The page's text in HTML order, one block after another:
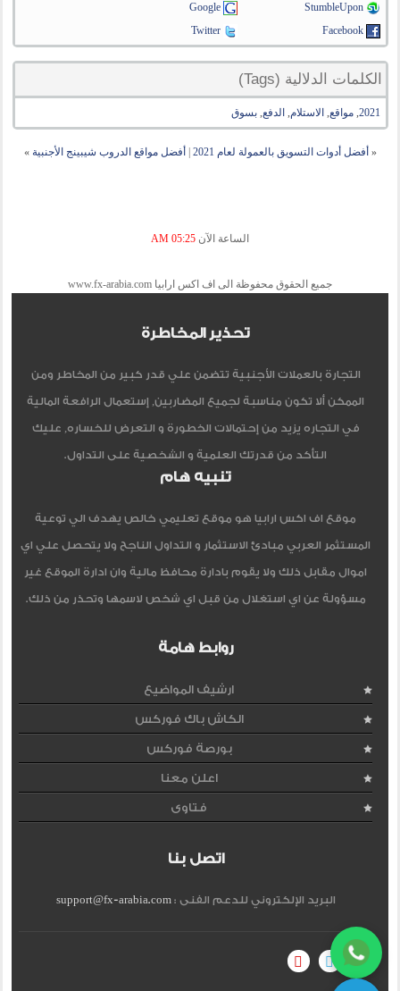
StumbleUpon
Google
Facebook
Twitter
الكلمات الدلالية (Tags)
2021
,مواقع, الاستلام, الدفع,بسوق
« أفضل أدوات التسويق بالعمولة لعام 2021 أفضل مواقع الدروب شيبينج الأجنبية »
الساعة الآن 05:25 AM
جميع الحقوق محفوظة الى اف اكس ارابيا www.fx-arabia.com
تحذير المخاطرة
التجارة بالعملات الأجنبية تتضمن علي قدر كبير من المخاطر ومن
الممكن ألا تكون مناسبة لجميع المضاربين, إستعمال الرافعة المالية
في التجاره يزيد من إحتمالات الخطورة و التعرض للخساره, عليك
التأكد من قدرتك العلمية و الشخصية على التداول.
تنبيه هام
موقع اف اكس ارابيا هو موقع تعليمي خالص يهدف الي توعية
المستثمر العربي مبادئ الاستثمار و التداول الناجح ولا يتحصل علي اي
اموال مقابل ذلك ولا يقوم بادارة محافظ مالية وان ادارة الموقع غير
مسؤولة عن اي استغلال من قبل اي شخص لاسمها وتحذر من ذلك.
روابط هامة
ارشيف المواضيع
الكاش باك فوركس
بورصة فوركس
اعلن معنا
فتاوى
اتصل بنا
البريد الإلكتروني للدعم الفنى :support@fx-arabia.com